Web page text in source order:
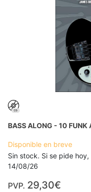
BASS ALONG - 10 FUNK
Disponible en breve
Sin stock. Si se pide
14/08/26
PVP. 29,30€